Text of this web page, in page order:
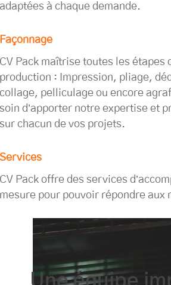
à chaque demande.
Pack maîtrise toutes les étapes
: Impression, pliage,
pelliculage ou encore
d’apporter notre expertise et
chacun de vos projets.
Pack offre des services
pour pouvoir répondre aux